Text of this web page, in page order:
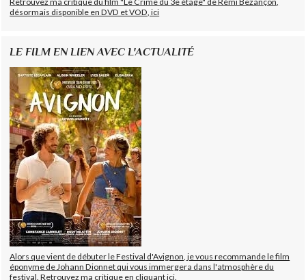
désormais disponible en DVD et VOD, ici
LE FILM EN LIEN AVEC L'ACTUALITÉ
Alors que vient de débuter le Festival d'Avignon, je vous recommande le film
éponyme de Johann Dionnet qui vous immergera dans l'atmosphère du
festival. Retrouvez ma critique en cliquant ici.